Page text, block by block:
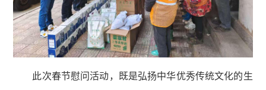
此次春节慰问活动，既是弘扬中华优秀传统文化的生